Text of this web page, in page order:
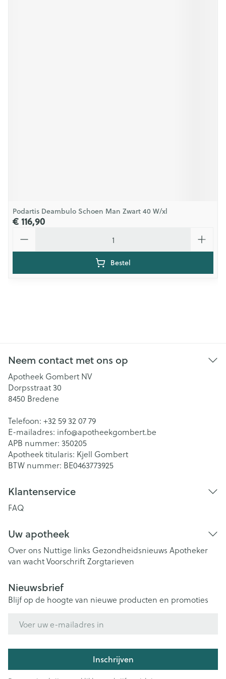
Podartis Deambulo Schoen Man Zwart 40 W/xl
€ 116,90
Bestel
Neem contact met ons op
Apotheek Gombert NV
Dorpsstraat 30
8450 Bredene
Telefoon: +32 59 32 07 79
E-mailadres: info@apotheekgombert.be
APB nummer: 350205
Apotheek titularis: Kjell Gombert
BTW nummer: BE0463773925
Klantenservice
FAQ
Uw apotheek
Over ons Nuttige links Gezondheidsnieuws Apotheker
van wachtVoorschriftZorgtarieven
Nieuwsbrief
Blijf op de hoogte van nieuwe producten en promoties
Inschrijven